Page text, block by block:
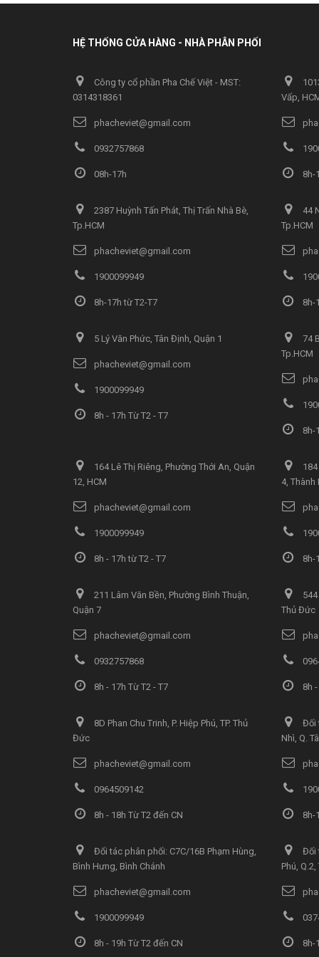
HỆ THỐNG CỬA HÀNG - NHÀ PHÂN PHỐI
Công ty cổ phần Pha Chế Việt - MST:
0314318361
phacheviet@gmail.com
0932757868
08h-17h
Vấp,
8h-
2387 Huỳnh Tấn Phát, Thị Trấn Nhà Bè,
Tp.HCM
phacheviet@gmail.com
1900099949
8h-17h từ T2-T7
44
Tp.HCM
8h-
5 Lý Văn Phức, Tân Định, Quận 1
phacheviet@gmail.com
1900099949
8h - 17h Từ T2 - T7
74
Tp.HCM
8h-
164 Lê Thị Riêng, Phường Thới An, Quận
12, HCM
phacheviet@gmail.com
1900099949
8h - 17h từ T2 - T7
4, Thành
8h-
211 Lâm Văn Bền, Phường Bình Thuận,
Quận 7
phacheviet@gmail.com
0932757868
8h - 17h Từ T2 - T7
Thủ Đức
8h
8D Phan Chu Trinh, P. Hiệp Phú, TP. Thủ
Đức
phacheviet@gmail.com
0964509142
8h - 18h Từ T2 đến CN
Đối
Nhì, Q.
8h-
Đối tác phân phối: C7C/16B Phạm Hùng,
Bình Hưng, Bình Chánh
phacheviet@gmail.com
1900099949
8h - 19h Từ T2 đến CN
Đối
Phú,
8h-